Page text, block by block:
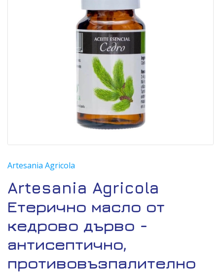
Artesania Agricola
Artesania Agricola
Етерично масло от
кедрово дърво -
антисептично,
противовъзпалително